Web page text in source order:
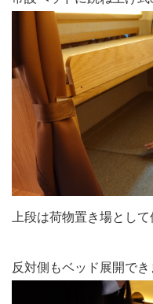
上段は荷物置き場とし
反対側もベッド展開でき